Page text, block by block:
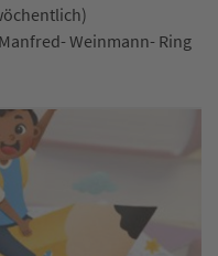
Weinmann- Ring